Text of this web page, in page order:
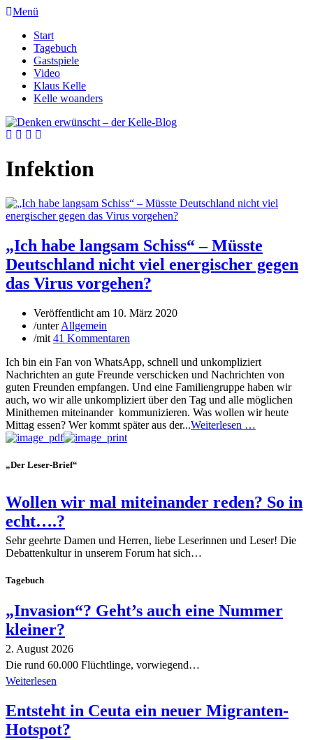
Menü
Start
Tagebuch
Gastspiele
Video
Klaus Kelle
Kelle woanders
Infektion
„Ich habe langsam Schiss“ – Müsste
Deutschland nicht viel energischer gegen
das Virus vorgehen?
Veröffentlicht am 10. März 2020
/unterAllgemein
/mit 41 Kommentaren
Ich bin ein Fan von WhatsApp, schnell und unkompliziert
Nachrichten an gute Freunde verschicken und Nachrichten von
guten Freunden empfangen. Und eine Familiengruppe haben wir
auch, wo wir alle unkompliziert über den Tag und alle möglichen
Minithemen miteinander kommunizieren. Was wollen wir heute
Mittag essen? Wer kommt später aus der...Weiterlesen …
„Der Leser-Brief“
Wollen wir mal miteinander reden? So in
echt….?
Sehr geehrte Damen und Herren, liebe Leserinnen und Leser! Die
Debattenkultur in unserem Forum hat sich…
Tagebuch
„Invasion“? Geht’s auch eine Nummer
kleiner?
2. August 2026
Die rund 60.000 Flüchtlinge, vorwiegend…
Weiterlesen
Entsteht in Ceuta ein neuer Migranten-
Hotspot?